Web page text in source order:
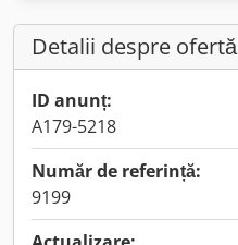
Detalii despre ofertă
ID anunț:
A179-5218
Număr de referință:
9199